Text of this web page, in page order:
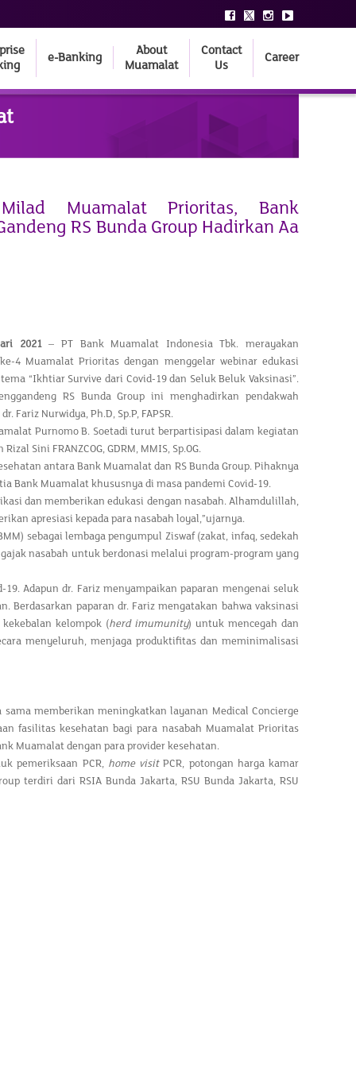
e-Banking
About
Muamalat
Contact
Us
Career
Muamalat Prioritas, Bank
RS Bunda Group Hadirkan Aa
2021– PT Bank Muamalat Indonesia Tbk. merayakan
4 Muamalat Prioritas dengan menggelar webinar edukasi
“Ikhtiar Survive dari Covid-19 dan Seluk Beluk Vaksinasi”.
RS Bunda Group ini menghadirkan pendakwah
Fariz Nurwidya, Ph.D, Sp.P, FAPSR.
Purnomo B. Soetadi turut berpartisipasi dalam kegiatan
Sini FRANZCOG, GDRM, MMIS, Sp.OG.
antara Bank Muamalat dan RS Bunda Group. Pihaknya
Bank Muamalat khususnya di masa pandemi Covid-19.
dan memberikan edukasi dengan nasabah. Alhamdulillah,
apresiasi kepada para nasabah loyal,”ujarnya.
sebagai lembaga pengumpul Ziswaf (zakat, infaq, sedekah
nasabah untuk berdonasi melalui program-program yang
Adapun dr. Fariz menyampaikan paparan mengenai seluk
Berdasarkan paparan dr. Fariz mengatakan bahwa vaksinasi
kelompok (herd imumunity) untuk mencegah dan
menyeluruh, menjaga produktifitas dan meminimalisasi
memberikan meningkatkan layanan Medical Concierge
fasilitas kesehatan bagi para nasabah Muamalat Prioritas
Muamalat dengan para provider kesehatan.
pemeriksaan PCR, home visitPCR, potongan harga kamar
terdiri dari RSIA Bunda Jakarta, RSU Bunda Jakarta, RSU